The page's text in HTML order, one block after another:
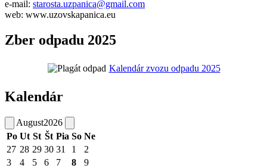
e-mail: starosta.uzpanica@gmail.com
web: www.uzovskapanica.eu
Zber odpadu 2025
Kalendár zvozu odpadu 2025
Kalendár
August2026
Po Ut St Št Pia So Ne
27 28 29 30 31 1
2
3
4 5 6 7 8
9